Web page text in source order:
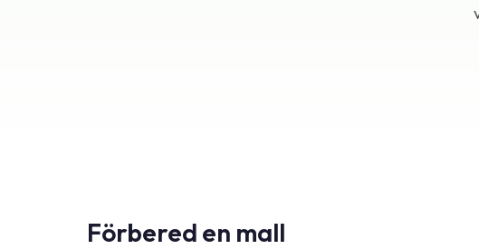
Förbered en mall